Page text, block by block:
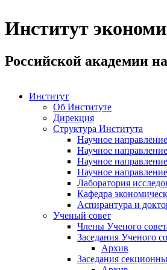
Институт
Российской академии
Институт
Об Институте
Дирекция
Структура Института
Научное
Научное
Научное
Научное
Лаборатория
Кафедра
Аспирантура и
Ученый совет
Члены Ученого
Заседания Ученого
Архив
Заседания